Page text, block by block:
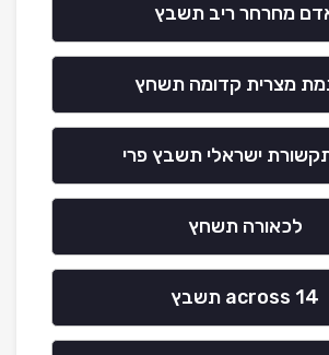
מחרחר ריב תשבץ
מצרית קדומה תשחץ
ישראלי תשבץ פרי
לכאורה תשחץ
14 across תשבץ